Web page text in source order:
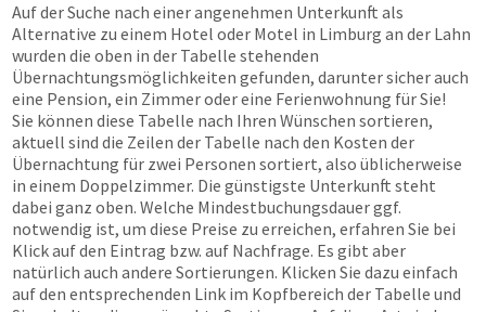
Auf der Suche nach einer angenehmen Unterkunft als
Alternative zu einem Hotel oder Motel in Limburg an der Lahn
wurden die oben in der Tabelle stehenden
Übernachtungsmöglichkeiten gefunden, darunter sicher auch
eine Pension, ein Zimmer oder eine Ferienwohnung für Sie!
Sie können diese Tabelle nach Ihren Wünschen sortieren,
aktuell sind die Zeilen der Tabelle nach den Kosten der
Übernachtung für zwei Personen sortiert, also üblicherweise
in einem Doppelzimmer. Die günstigste Unterkunft steht
dabei ganz oben. Welche Mindestbuchungsdauer ggf.
notwendig ist, um diese Preise zu erreichen, erfahren Sie bei
Klick auf den Eintrag bzw. auf Nachfrage. Es gibt aber
natürlich auch andere Sortierungen. Klicken Sie dazu einfach
auf den entsprechenden Link im Kopfbereich der Tabelle und